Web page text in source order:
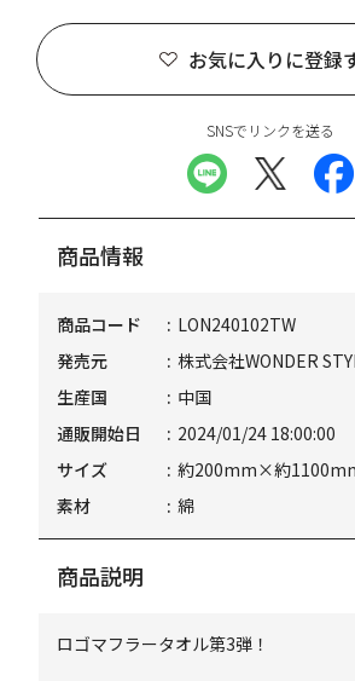
お気に入りに登録
SNSでリンクを送る
商品情報
商品コード
LON240102TW
発売元
株式会社WONDER
生産国
中国
通販開始日
2024/01/24 18:00:00
サイズ
約200mm×約
素材
綿
商品説明
ロゴマフラータオル第3弾！